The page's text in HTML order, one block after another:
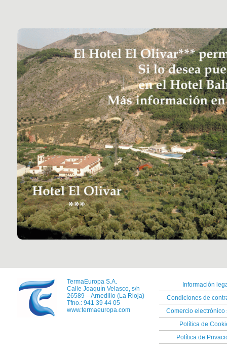
TermaEuropa S.A.
Calle Joaquín Velasco, s/n
26589 – Arnedillo (La Rioja)
Tfno.: 941 39 44 05
www.termaeuropa.com
Información
Condiciones de
Comercio electrónico
Política de
Política de